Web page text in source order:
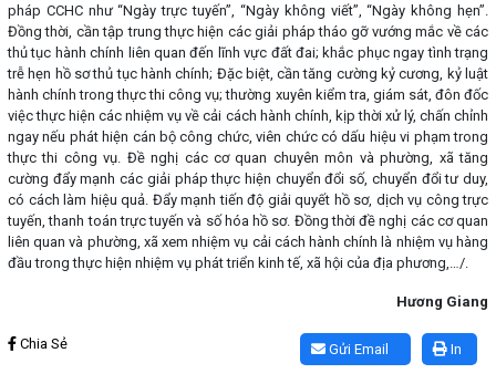
pháp CCHC như “Ngày trực tuyến”, “Ngày không viết”, “Ngày không hẹn”.
Đồng thời, cần tập trung thực hiện các giải pháp tháo gỡ vướng mắc về các
thủ tục hành chính liên quan đến lĩnh vực đất đai; khắc phục ngay tình trạng
trễ hẹn hồ sơ thủ tục hành chính; Đặc biệt, cần tăng cường kỷ cương, kỷ luật
hành chính trong thực thi công vụ; thường xuyên kiểm tra, giám sát, đôn đốc
việc thực hiện các nhiệm vụ về cải cách hành chính, kịp thời xử lý, chấn chỉnh
ngay nếu phát hiện cán bộ công chức, viên chức có dấu hiệu vi phạm trong
thực thi công vụ. Đề nghị các cơ quan chuyên môn và phường, xã tăng
cường đẩy mạnh các giải pháp thực hiện chuyển đổi số, chuyển đổi tư duy,
có cách làm hiệu quả. Đẩy mạnh tiến độ giải quyết hồ sơ, dịch vụ công trực
tuyến, thanh toán trực tuyến và số hóa hồ sơ. Đồng thời đề nghị các cơ quan
liên quan và phường, xã xem nhiệm vụ cải cách hành chính là nhiệm vụ hàng
đầu trong thực hiện nhiệm vụ phát triển kinh tế, xã hội của địa phương,…/.
Hương Giang
In
Gửi Email
Chia Sẻ